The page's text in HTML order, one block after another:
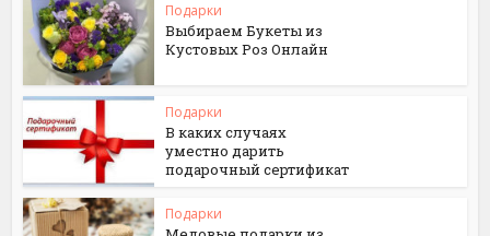
Подарки
Выбираем Букеты из
Кустовых Роз Онлайн
Подарки
В каких случаях
уместно дарить
подарочный сертификат
Подарки